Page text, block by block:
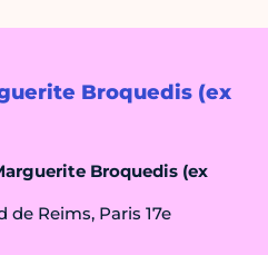
Broquedis (ex
Broquedis (ex
de Reims, Paris 17e